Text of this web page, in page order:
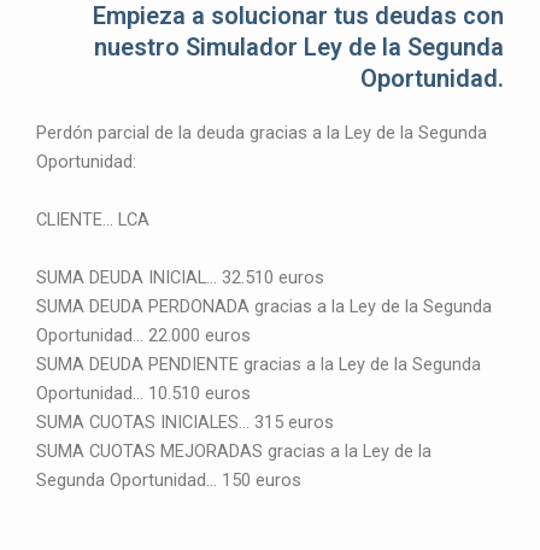
5
Empieza a solucionar tus deudas con
nuestro Simulador Ley de la Segunda
Oportunidad.
Perdón parcial de la deuda gracias a la Ley de la Segunda
Oportunidad:
CLIENTE… LCA
SUMA DEUDA INICIAL… 32.510 euros
SUMA DEUDA PERDONADA gracias a la Ley de la Segunda
Oportunidad… 22.000 euros
SUMA DEUDA PENDIENTE gracias a la Ley de la Segunda
Oportunidad… 10.510 euros
SUMA CUOTAS INICIALES… 315 euros
SUMA CUOTAS MEJORADAS gracias a la Ley de la
Segunda Oportunidad… 150 euros